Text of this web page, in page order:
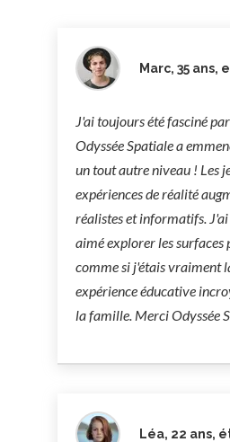
Marc, 35 ans,
J'ai toujours été fasciné
Odyssée Spatiale a
un tout autre niveau ! Les
expériences de réalité
réalistes et informatifs.
aimé explorer les surfaces
comme si j'étais vraiment
expérience éducative
la famille. Merci Odyssée
Léa, 22 ans,